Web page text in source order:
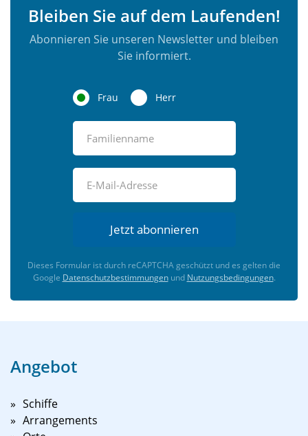
Bleiben Sie auf dem Laufenden!
Abonnieren Sie unseren Newsletter und bleiben
Sie informiert.
Frau Herr
Jetzt abonnieren
Dieses Formular ist durch reCAPTCHA geschützt und es gelten die
Google Datenschutzbestimmungenund Nutzungsbedingungen.
Angebot
Schiffe
Arrangements